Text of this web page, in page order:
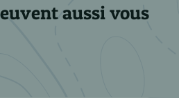
aussi vous